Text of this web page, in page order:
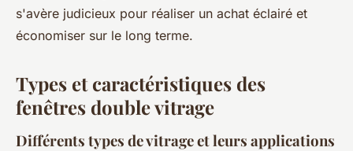
s'avère judicieux pour réaliser un achat éclairé et
économiser sur le long terme.
Types et caractéristiques des
fenêtres double vitrage
Différents types de vitrage et leurs applications